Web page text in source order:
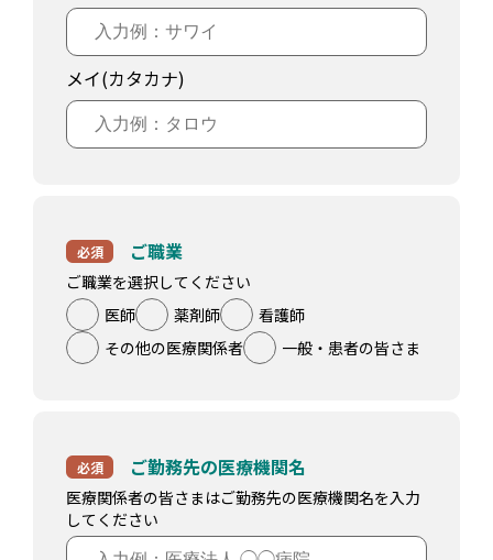
メイ(カタカナ)
ご職業
必須
ご職業を選択してください
医師
薬剤師
看護師
その他の医療関係者
一般・患者の皆さま
ご勤務先の医療機関名
必須
医療関係者の皆さまはご勤務先の医療機関名を入力
してください